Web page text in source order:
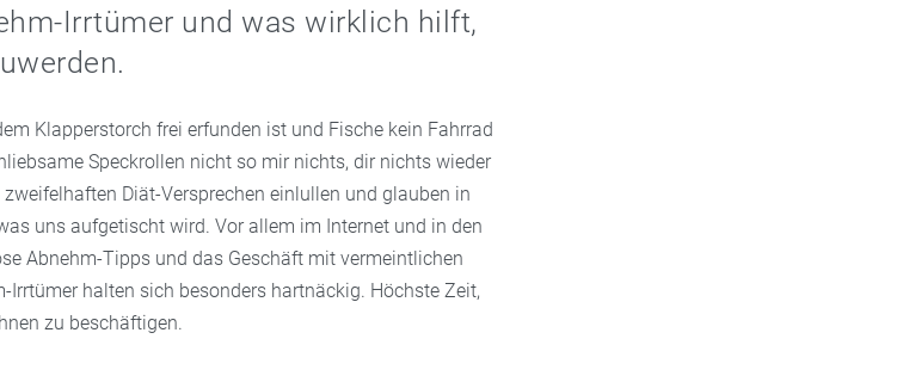
Irrtümer und was wirklich hilft,
Klapperstorch frei erfunden ist und Fische kein Fahrrad
Speckrollen nicht so mir nichts, dir nichts wieder
Diät-Versprechen einlullen und glauben in
uns aufgetischt wird. Vor allem im Internet und in den
Abnehm-Tipps und das Geschäft mit vermeintlichen
Irrtümer halten sich besonders hartnäckig. Höchste Zeit,
zu beschäftigen.